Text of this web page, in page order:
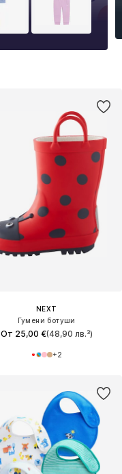
NEXT
Гумени ботуши
От 25,00 €(48,90 лв.³)
+2